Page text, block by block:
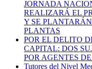
JORNADA
REALIZARÁ EL
Y SE
PLANTAS
POR EL DELITO
CAPITAL: DOS
POR AGENTES
Tutores del Nivel